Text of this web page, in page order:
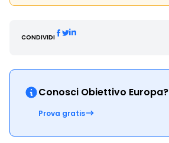
CONDIVIDI
Conosci Obiettivo Europa?
Prova gratis